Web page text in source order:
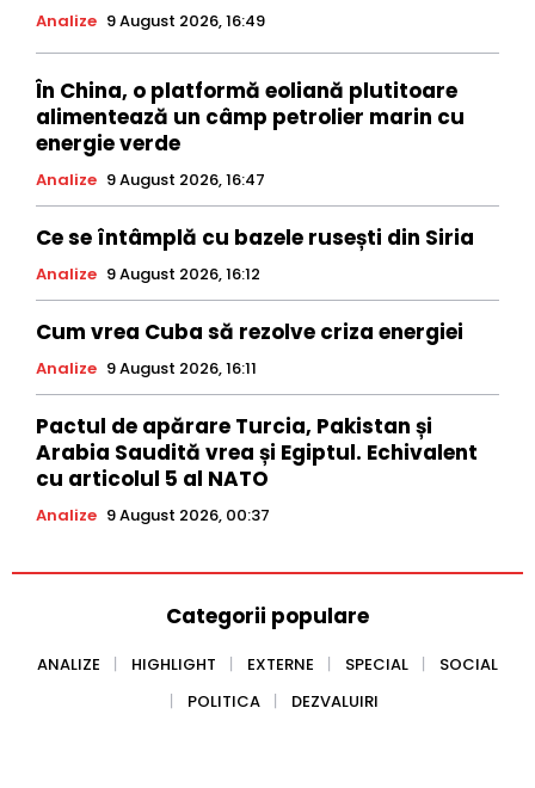
Analize 9 August 2026, 16:49
În China, o platformă eoliană plutitoare
alimentează un câmp petrolier marin cu
energie verde
Analize 9 August 2026, 16:47
Ce se întâmplă cu bazele rusești din Siria
Analize 9 August 2026, 16:12
Cum vrea Cuba să rezolve criza energiei
Analize 9 August 2026, 16:11
Pactul de apărare Turcia, Pakistan și
Arabia Saudită vrea și Egiptul. Echivalent
cu articolul 5 al NATO
Analize 9 August 2026, 00:37
Categorii populare
ANALIZE HIGHLIGHT EXTERNE SPECIAL
SOCIAL
POLITICA
DEZVALUIRI